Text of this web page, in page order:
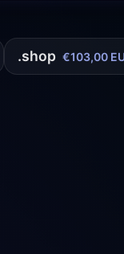
.shop €103,00